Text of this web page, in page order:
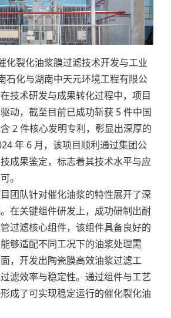
化裂化油浆膜过滤技术开发与工业
石化与湖南中天元环境工程有限公
技术研发与成果转化过程中，项目
动，截至目前已成功斩获 5 件中国
2 件核心发明专利，彰显出深厚的
年 6 月，该项目顺利通过集团公
成果鉴定，标志着其技术水平与应
。
团队针对催化油浆的特性展开了深
在关键组件研发上，成功研制出耐
过滤核心组件，该组件具备良好的
够适配不同工况下的油浆处理需
，开发出陶瓷膜高效油浆过滤工
滤效率与稳定性。通过组件与工艺
成了可实现稳定运行的催化裂化油